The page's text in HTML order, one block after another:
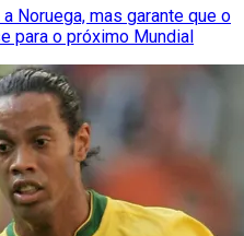
Noruega, mas garante que o
para o próximo Mundial